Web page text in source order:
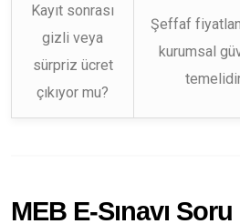
Kayıt sonrası
gizli veya
sürpriz ücret
çıkıyor mu?
Şeffaf
kurumsal
MEB E-Sınavı Soru